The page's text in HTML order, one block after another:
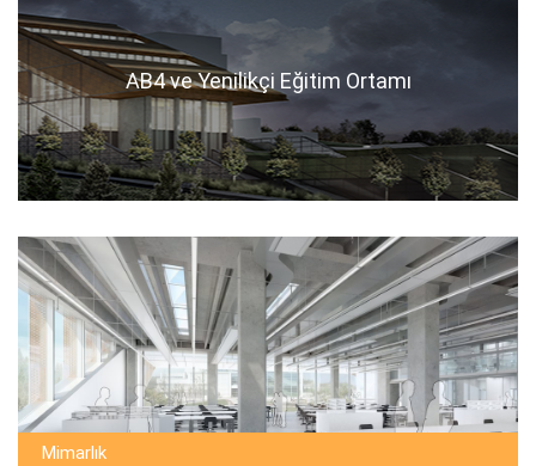
AB4 ve Yenilikçi Eğitim Ortamı
Mimarlık